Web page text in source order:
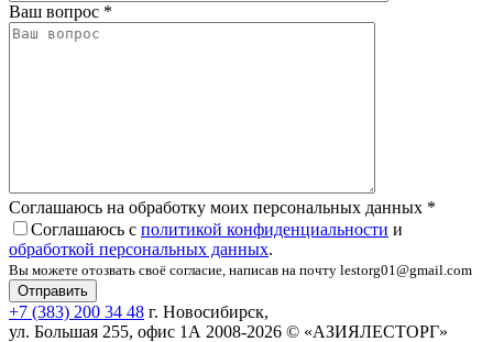
Ваш вопрос *
Соглашаюсь на обработку моих персональных данных *
Соглашаюсь с политикой конфиденциальности и
обработкой персональных данных.
Вы можете отозвать своё согласие, написав на почту lestorg01@gmail.com
+7 (383) 200 34 48 г. Новосибирск,
ул. Большая 255, офис 1А 2008-2026 © «АЗИЯЛЕСТОРГ»